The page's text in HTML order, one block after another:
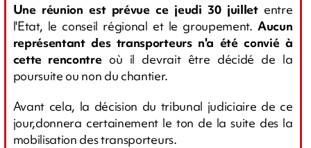
Une réunion est prévue ce jeudi 30 juillet entre
l'Etat, le conseil régional et le groupement.Aucun
représentant des transporteurs n'a été convié à
cette rencontreoù il devrait être décidé de la
poursuite ou non du chantier.
Avant cela, la décision du tribunal judiciaire de ce
jour,donnera certainement le ton de la suite des la
mobilisation des transporteurs.